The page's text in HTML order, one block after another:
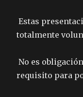
Estas
totalmente
No es
requisito para